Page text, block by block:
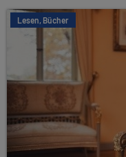
Lesen, Bücher